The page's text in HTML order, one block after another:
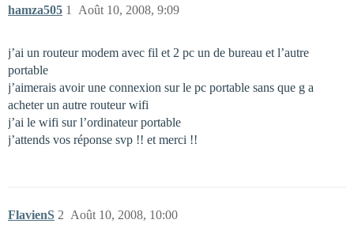
hamza505 Août 10, 2008, 9:09
1
j’ai un routeur modem avec fil et 2 pc un de bureau et l’autre
portable
j’aimerais avoir une connexion sur le pc portable sans que g a
acheter un autre routeur wifi
j’ai le wifi sur l’ordinateur portable
j’attends vos réponse svp !! et merci !!
FlavienS Août 10, 2008, 10:00
2